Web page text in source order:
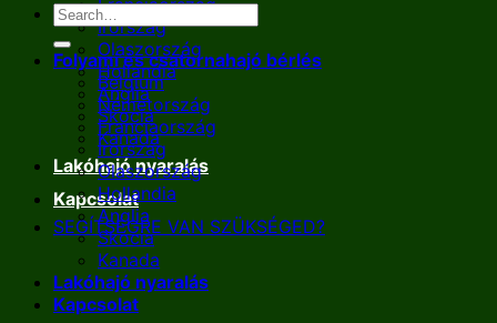
Franciaország
Írország
Olaszország
Hollandia
Anglia
Skócia
Kanada
Lakóhajó nyaralás
Kapcsolat
SEGÍTSÉGRE VAN SZÜKSÉGED?
Folyami és csatornahajó bérlés
Belgium
Németország
Franciaország
Írország
Olaszország
Hollandia
Anglia
Skócia
Kanada
Lakóhajó nyaralás
Kapcsolat